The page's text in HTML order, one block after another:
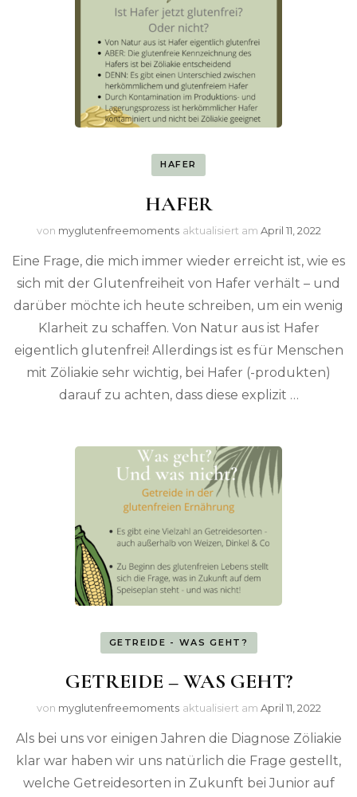
HAFER
HAFER
von myglutenfreemoments aktualisiert am April 11, 2022
Eine Frage, die mich immer wieder erreicht ist, wie es
sich mit der Glutenfreiheit von Hafer verhält – und
darüber möchte ich heute schreiben, um ein wenig
Klarheit zu schaffen. Von Natur aus ist Hafer
eigentlich glutenfrei! Allerdings ist es für Menschen
mit Zöliakie sehr wichtig, bei Hafer (-produkten)
darauf zu achten, dass diese explizit …
GETREIDE - WAS GEHT?
GETREIDE – WAS GEHT?
von myglutenfreemoments aktualisiert am April 11, 2022
Als bei uns vor einigen Jahren die Diagnose Zöliakie
klar war haben wir uns natürlich die Frage gestellt,
welche Getreidesorten in Zukunft bei Junior auf